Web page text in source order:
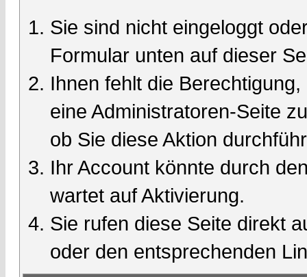
Sie sind nicht eingeloggt
Formular unten auf dieser
Ihnen fehlt die
eine Administratoren-Seite
ob Sie diese Aktion
Ihr Account könnte durch
wartet auf Aktivierung.
Sie rufen diese Seite direkt
oder den entsprechenden